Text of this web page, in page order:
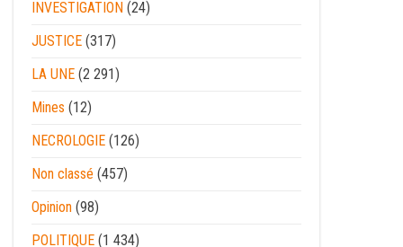
INVESTIGATION (24)
JUSTICE (317)
LA UNE (2 291)
Mines (12)
NECROLOGIE (126)
Non classé (457)
Opinion (98)
POLITIQUE (1 434)